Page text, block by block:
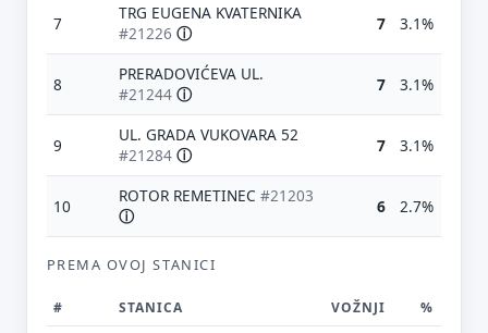
7
TRG EUGENA KVATERNIKA
#21226 ⓘ 7 3.1%
8
PRERADOVIĆEVA UL.
#21244 ⓘ 7 3.1%
9
UL. GRADA VUKOVARA 52
#21284 ⓘ 7 3.1%
10
ROTOR REMETINEC #21203
ⓘ
6 2.7%
PREMA OVOJ STANICI
# STANICA VOŽNJI %